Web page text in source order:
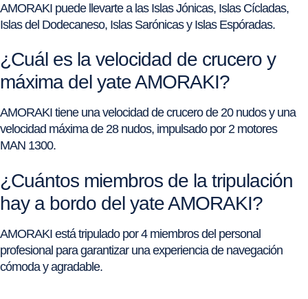
AMORAKI puede llevarte a las Islas Jónicas, Islas Cícladas,
Islas del Dodecaneso, Islas Sarónicas y Islas Espóradas.
¿Cuál es la velocidad de crucero y
máxima del yate AMORAKI?
AMORAKI tiene una velocidad de crucero de 20 nudos y una
velocidad máxima de 28 nudos, impulsado por 2 motores
MAN 1300.
¿Cuántos miembros de la tripulación
hay a bordo del yate AMORAKI?
AMORAKI está tripulado por 4 miembros del personal
profesional para garantizar una experiencia de navegación
cómoda y agradable.